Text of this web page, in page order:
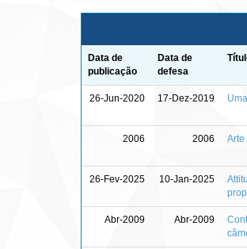
Data de
publicação
Data de
defesa
26-Jun-2020 17-Dez-2019
2006 2006 Arte
26-Fev-2025 10-Jan-2025
Abr-2009 Abr-2009